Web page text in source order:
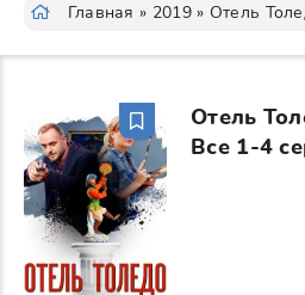
Главная » 2019» Отель
Отель
Все 1-4